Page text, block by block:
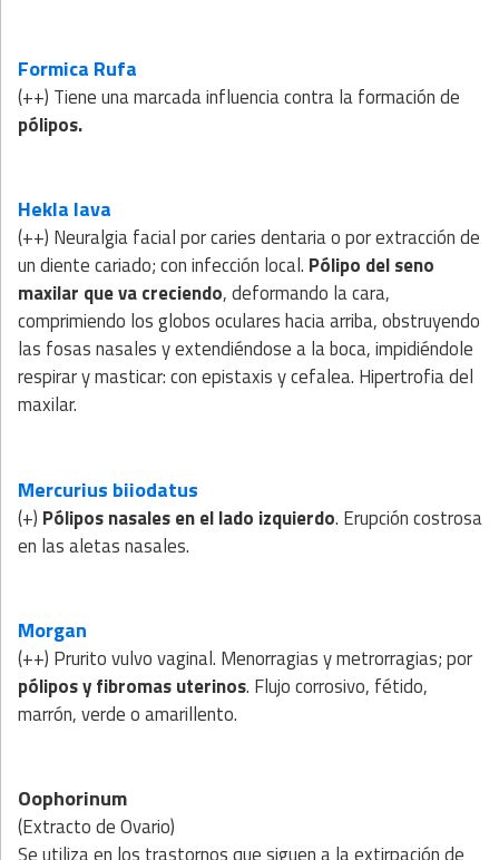
Formica Rufa
(++) Tiene una marcada influencia contra la formación de
pólipos.
Hekla lava
(++) Neuralgia facial por caries dentaria o por extracción de
un diente cariado; con infección local. Pólipo del seno
maxilar que va creciendo, deformando la cara,
comprimiendo los globos oculares hacia arriba, obstruyendo
las fosas nasales y extendiéndose a la boca, impidiéndole
respirar y masticar: con epistaxis y cefalea. Hipertrofia del
maxilar.
Mercurius biiodatus
(+) Pólipos nasales en el lado izquierdo. Erupción costrosa
en las aletas nasales.
Morgan
(++) Prurito vulvo vaginal. Menorragias y metrorragias; por
pólipos y fibromas uterinos. Flujo corrosivo, fétido,
marrón, verde o amarillento.
Oophorinum
(Extracto de Ovario)